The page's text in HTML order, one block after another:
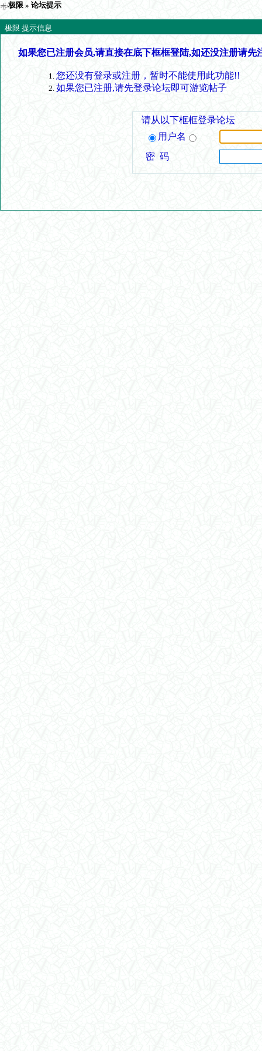
极限 » 论坛提示
极限 提示信息
如果您已注册会员,请直接在底下框框登陆,如还没注册请先
您还没有登录或注册，暂时不能使用此功能!!
如果您已注册,请先登录论坛即可游览帖子
请从以下框框登录论坛
用户名
密 码